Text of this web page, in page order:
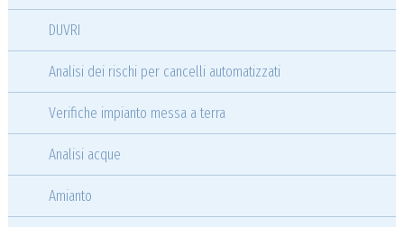
DUVRI
Analisi dei rischi per cancelli automatizzati
Verifiche impianto messa a terra
Analisi acque
Amianto